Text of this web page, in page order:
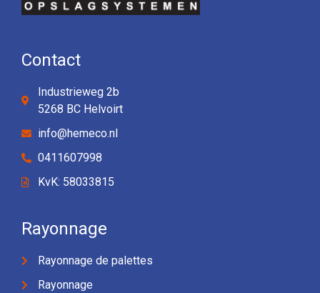
Contact
Industrieweg 2b
5268 BC Helvoirt
info@hemeco.nl
0411607998
KvK: 58033815
Rayonnage
Rayonnage de palettes
Rayonnage